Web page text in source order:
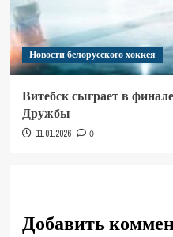
Новости белорусского хоккея
Витебск сыграет в
Дружбы
11.01.2026 0
Добавить